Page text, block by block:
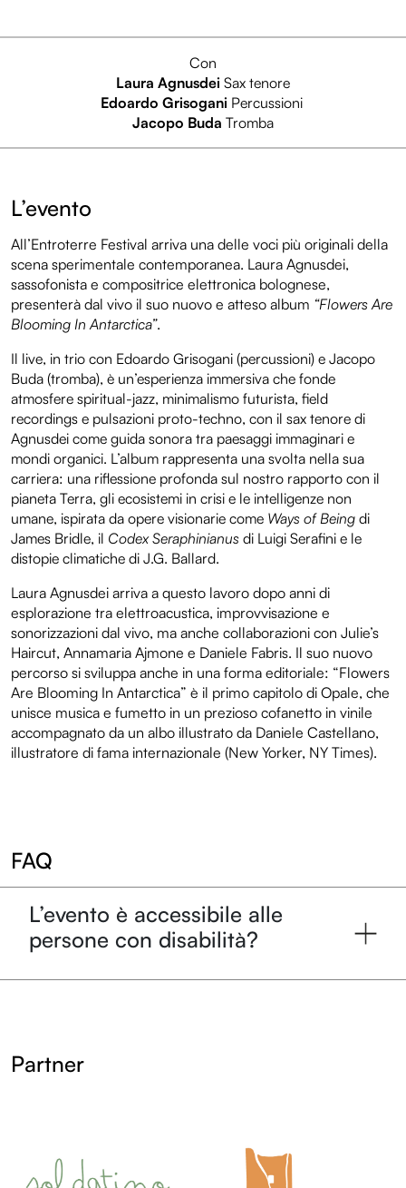
Con
Laura Agnusdei Sax tenore
Edoardo Grisogani Percussioni
Jacopo Buda Tromba
L’evento
All’Entroterre Festival arriva una delle voci più originali della
scena sperimentale contemporanea. Laura Agnusdei,
sassofonista e compositrice elettronica bolognese,
presenterà dal vivo il suo nuovo e atteso album “Flowers Are
Blooming In Antarctica”.
Il live, in trio con Edoardo Grisogani (percussioni) e Jacopo
Buda (tromba), è un’esperienza immersiva che fonde
atmosfere spiritual-jazz, minimalismo futurista, field
recordings e pulsazioni proto-techno, con il sax tenore di
Agnusdei come guida sonora tra paesaggi immaginari e
mondi organici. L’album rappresenta una svolta nella sua
carriera: una riflessione profonda sul nostro rapporto con il
pianeta Terra, gli ecosistemi in crisi e le intelligenze non
umane, ispirata da opere visionarie come Ways of Being di
James Bridle, il Codex Seraphinianus di Luigi Serafini e le
distopie climatiche di J.G. Ballard.
Laura Agnusdei arriva a questo lavoro dopo anni di
esplorazione tra elettroacustica, improvvisazione e
sonorizzazioni dal vivo, ma anche collaborazioni con Julie’s
Haircut, Annamaria Ajmone e Daniele Fabris. Il suo nuovo
percorso si sviluppa anche in una forma editoriale: “Flowers
Are Blooming In Antarctica” è il primo capitolo di Opale, che
unisce musica e fumetto in un prezioso cofanetto in vinile
accompagnato da un albo illustrato da Daniele Castellano,
illustratore di fama internazionale (New Yorker, NY Times).
FAQ
L’evento è accessibile alle
persone con disabilità?
Partner